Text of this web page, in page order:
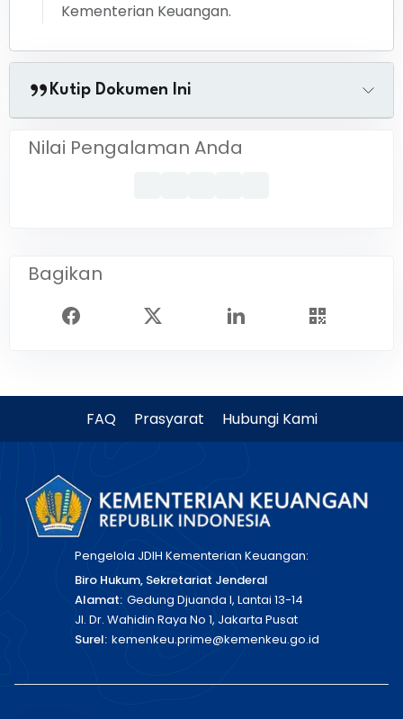
Kementerian Keuangan.
Kutip Dokumen Ini
Nilai Pengalaman Anda
Bagikan
FAQ Prasyarat Hubungi Kami
Pengelola JDIH Kementerian Keuangan:
Biro Hukum, Sekretariat Jenderal
Alamat: Gedung Djuanda I, Lantai 13-14
Jl. Dr. Wahidin Raya No 1, Jakarta Pusat
Surel: kemenkeu.prime@kemenkeu.go.id